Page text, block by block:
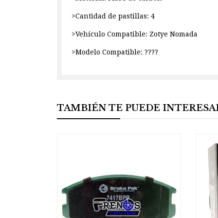
>Cantidad de pastillas: 4
>Vehículo Compatible: Zotye Nomada
>Modelo Compatible: ????
TAMBIÉN TE PUEDE